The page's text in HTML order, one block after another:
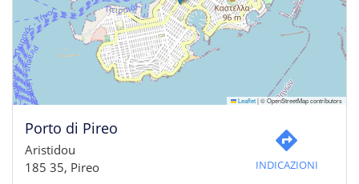
Leaflet|© OpenStreetMap contributors
Porto di Pireo
Aristidou
185 35, Pireo
INDICAZIONI